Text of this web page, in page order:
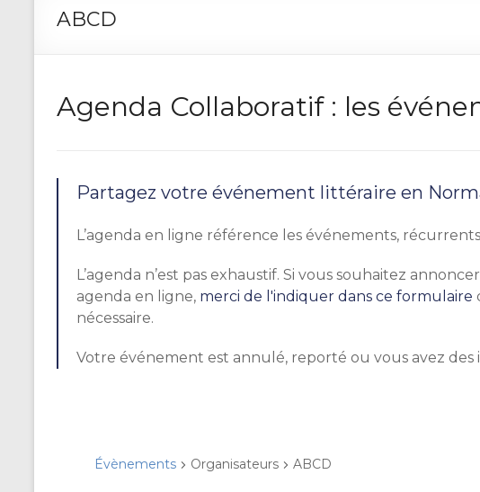
ABCD
Agenda Collaboratif : les
Partagez votre événement littéraire en
L’agenda en ligne référence les événements,
L’agenda n’est pas exhaustif. Si vous souhaitez
agenda en ligne, merci de l'indiquer dans ce formulaire
nécessaire.
Votre événement est annulé, reporté ou vous avez
Évènements Organisateurs ABCD